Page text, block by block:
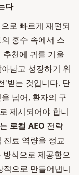
다
로 빠르게 재편되
홍수 속에서 스
천에 귀를 기울
남고 성장하기 위
'받는 것입니다. 단
넘어, 환자의 구
제시되어야 합니
로컬 AEO 전략
진료 역량을 정교
식으로 제공함으
으로 만들어냅니